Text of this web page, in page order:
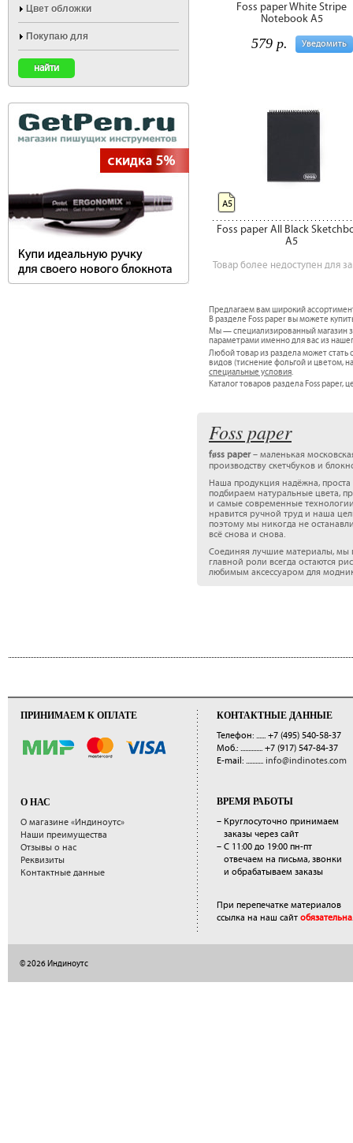
Foss paper White Stripe
Notebook A5
Уведомить
579 р.
Foss paper All Black
A5
Товар более недоступен для
А5
Предлагаем вам широкий
В разделе Foss paper вы можете
Мы — специализированный магазин
параметрами именно для вас из
Любой товар из раздела может
видов (тиснение фольгой и цветом,
специальные условия.
Каталог товаров раздела Foss paper,
Foss paper
føss paper– маленькая
производству скетчбуков и
Наша продукция надёжна,
подбираем натуральные цвета,
и самые современные
нравится ручной труд и наша
поэтому мы никогда не
всё снова и снова.
Соединяя лучшие материалы, мы
главной роли всегда остаются
любимым аксессуаром для
Цвет обложки
Покупаю для
ПРИНИМАЕМ К ОПЛАТЕ
О НАС
О магазине «Индиноутс»
Наши преимущества
Отзывы о нас
Реквизиты
Контактные данные
КОНТАКТНЫЕ ДАННЫЕ
Телефон: ...... +7 (495) 540-58-37
Моб.: .............. +7 (917) 547-84-37
E-mail: ........... info@indinotes.com
ВРЕМЯ РАБОТЫ
– Круглосуточно принимаем
заказы через сайт
– С 11:00 до 19:00 пн-пт
отвечаем на письма, звонки
и обрабатываем заказы
При перепечатке материалов
ссылка на наш сайт обязательна.
© 2026 Индиноутс